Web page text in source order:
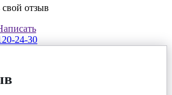
отзыв
24-30